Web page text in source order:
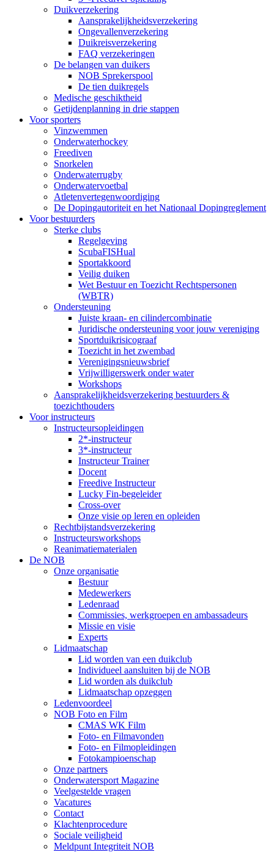
Duikverzekering
Aansprakelijkheidsverzekering
Ongevallenverzekering
Duikreisverzekering
FAQ verzekeringen
De belangen van duikers
NOB Sprekerspool
De tien duikregels
Medische geschiktheid
Getijdenplanning in drie stappen
Voor sporters
Vinzwemmen
Onderwaterhockey
Freediven
Snorkelen
Onderwaterrugby
Onderwatervoetbal
Atletenvertegenwoordiging
De Dopingautoriteit en het Nationaal Dopingreglement
Voor bestuurders
Sterke clubs
Regelgeving
ScubaFISHual
Sportakkoord
Veilig duiken
Wet Bestuur en Toezicht Rechtspersonen
(WBTR)
Ondersteuning
Juiste kraan- en cilindercombinatie
Juridische ondersteuning voor jouw vereniging
Sportduikrisicograaf
Toezicht in het zwembad
Verenigingsnieuwsbrief
Vrijwilligerswerk onder water
Workshops
Aansprakelijkheidsverzekering bestuurders &
toezichthouders
Voor instructeurs
Instructeursopleidingen
2*-instructeur
3*-instructeur
Instructeur Trainer
Docent
Freedive Instructeur
Lucky Fin-begeleider
Cross-over
Onze visie op leren en opleiden
Rechtbijstandsverzekering
Instructeursworkshops
Reanimatiematerialen
De NOB
Onze organisatie
Bestuur
Medewerkers
Ledenraad
Commissies, werkgroepen en ambassadeurs
Missie en visie
Experts
Lidmaatschap
Lid worden van een duikclub
Individueel aansluiten bij de NOB
Lid worden als duikclub
Lidmaatschap opzeggen
Ledenvoordeel
NOB Foto en Film
CMAS WK Film
Foto- en Filmavonden
Foto- en Filmopleidingen
Fotokampioenschap
Onze partners
Onderwatersport Magazine
Veelgestelde vragen
Vacatures
Contact
Klachtenprocedure
Sociale veiligheid
Meldpunt Integriteit NOB